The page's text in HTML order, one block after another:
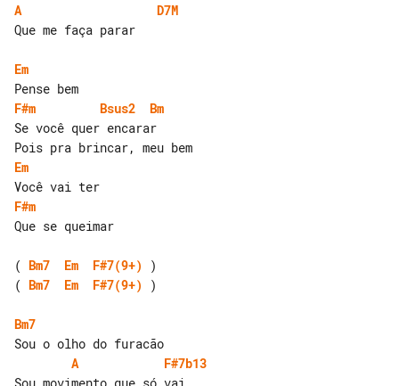
A
D7M
Que me faça parar
Em
F#m
Bsus2
Bm
Se você quer encarar
Em
F#m
Que se queimar
( Bm7 Em F#7(9+)
( Bm7 Em F#7(9+) )
Bm7
A
F#7b13